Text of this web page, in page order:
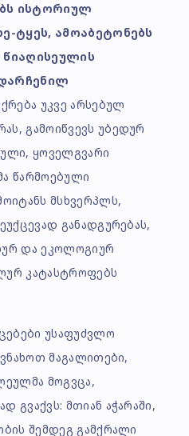
ისტორიულ
ტყეს, ამოაბეტონებს
წიაღისეულის
უკვე არსებულ
გამოიწვევს უბედურ
ყოველგვარი
წარმოებული
მსხვერპლს,
განადგურებას,
და ეკოლოგიურ
კატასტროფებს
უსაფუძვლო
მაგალითები,
მოგვცა,
გვაქვს: მთიან აჭარაში,
შემდეგ გამქრალი